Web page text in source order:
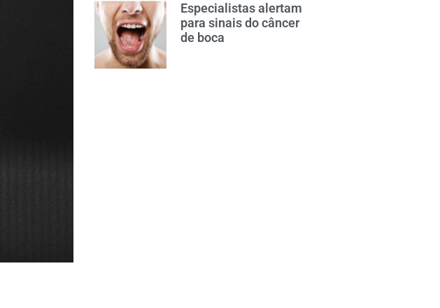
Especialistas alertam
para sinais do câncer
de boca